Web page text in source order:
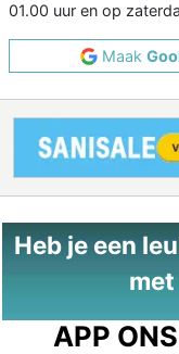
01.00 uur en op
Maak
Heb je een
APP